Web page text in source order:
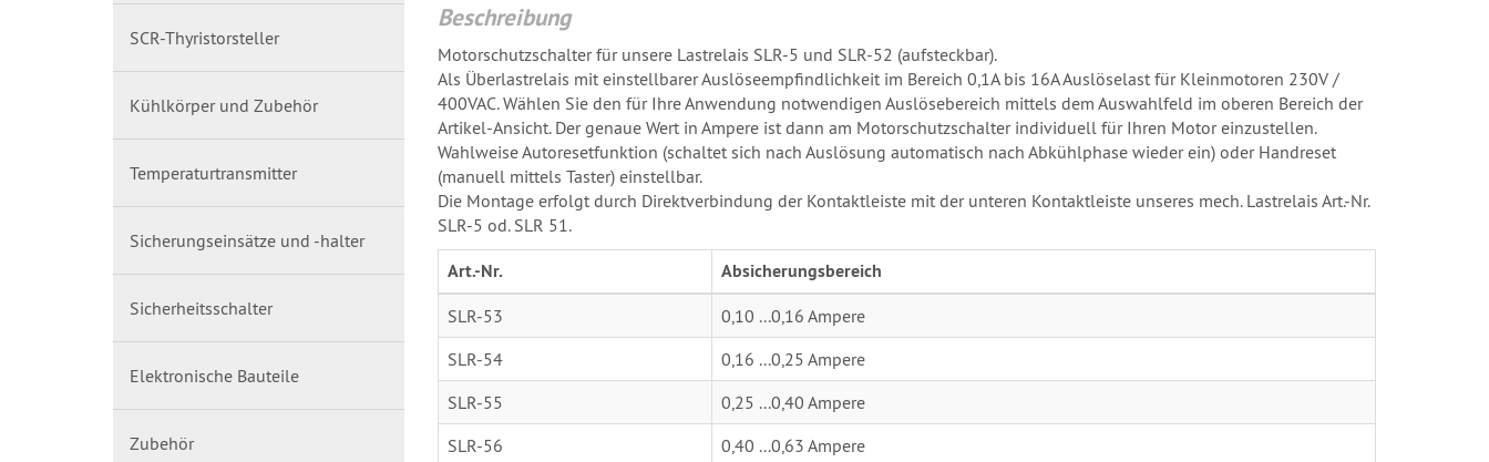
Beschreibung
Motorschutzschalter für unsere Lastrelais SLR-5 und SLR-52 (aufsteckbar).
Als Überlastrelais mit einstellbarer Auslöseempfindlichkeit im Bereich 0,1A bis 16A Auslöselast für Kleinmotoren 230V /
400VAC. Wählen Sie den für Ihre Anwendung notwendigen Auslösebereich mittels dem Auswahlfeld im oberen Bereich der
Artikel-Ansicht. Der genaue Wert in Ampere ist dann am Motorschutzschalter individuell für Ihren Motor einzustellen.
Wahlweise Autoresetfunktion (schaltet sich nach Auslösung automatisch nach Abkühlphase wieder ein) oder Handreset
(manuell mittels Taster) einstellbar.
Die Montage erfolgt durch Direktverbindung der Kontaktleiste mit der unteren Kontaktleiste unseres mech. Lastrelais Art.-Nr.
SLR-5 od. SLR 51.
Art.-Nr. Absicherungsbereich
SLR-53
0,10 ...0,16 Ampere
SLR-54
0,16 ...0,25 Ampere
SLR-55
0,25 ...0,40 Ampere
SLR-56
0,40 ...0,63 Ampere
SCR-Thyristorsteller
Kühlkörper und Zubehör
Temperaturtransmitter
Sicherungseinsätze und -halter
Sicherheitsschalter
Elektronische Bauteile
Zubehör